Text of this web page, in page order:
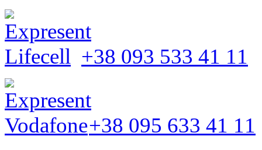
+38 093 533 41 11
+38 095 633 41 11